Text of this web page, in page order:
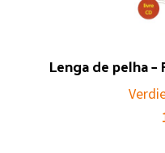
Lenga de pelha –